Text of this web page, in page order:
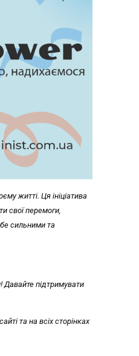
житті. Ця ініціатива
свої перемоги,
сильними та
Давайте підтримувати
та на всіх сторінках